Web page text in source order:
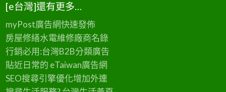
[e台灣]還有更多…
myPost廣告網快速發佈
房屋修繕水電維修廠商名錄
行銷必用:台灣B2B分類廣告
貼近日常的 eTaiwan廣告網
SEO搜尋引擎優化增加外連